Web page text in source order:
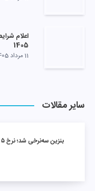
1405
11 مرداد 1405
سایر مقالات